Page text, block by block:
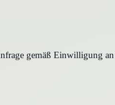
gemäß Einwilligung an